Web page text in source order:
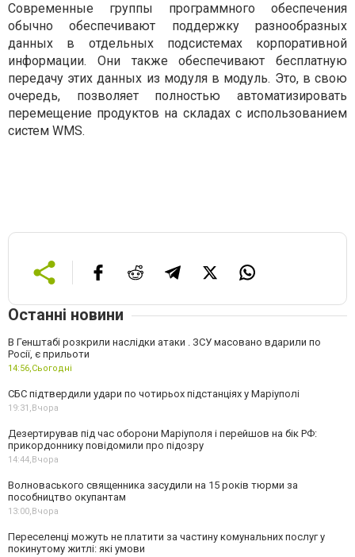
Современные группы программного обеспечения
обычно обеспечивают поддержку разнообразных
данных в отдельных подсистемах корпоративной
информации. Они также обеспечивают бесплатную
передачу этих данных из модуля в модуль. Это, в свою
очередь, позволяет полностью автоматизировать
перемещение продуктов на складах с использованием
систем WMS.
Останні новини
В Генштабі розкрили наслідки атаки . ЗСУ масовано вдарили по
Росії, є прильоти
14:56,Сьогодні
СБС підтвердили удари по чотирьох підстанціях у Маріуполі
19:31,Вчора
Дезертирував під час оборони Маріуполя і перейшов на бік РФ:
прикордоннику повідомили про підозру
14:44,Вчора
Волноваського священника засудили на 15 років тюрми за
пособництво окупантам
13:00,Вчора
Переселенці можуть не платити за частину комунальних послуг у
покинутому житлі: які умови